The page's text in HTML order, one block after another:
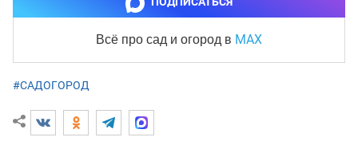
Всё про сад и огород в MAX
#САДОГОРОД